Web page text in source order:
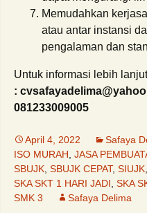
Memudahkan
atau antar instansi
pengalaman dan
Untuk informasi lebih
:
081233009005
April 4, 2022 Safaya
ISO MURAH JASA
SBUJK SBUJK CEPAT, SIUJK
SKA SKT 1 HARI JADI SKA
SMK 3
Safaya Delima